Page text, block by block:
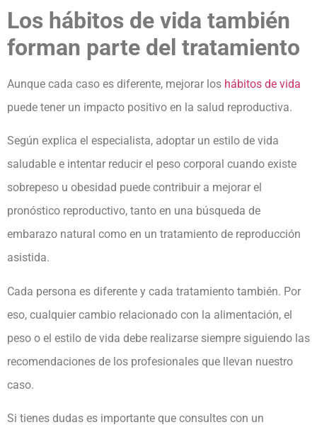
Los hábitos de vida también
forman parte del tratamiento
Aunque cada caso es diferente, mejorar los hábitos de vida
puede tener un impacto positivo en la salud reproductiva.
Según explica el especialista, adoptar un estilo de vida
saludable e intentar reducir el peso corporal cuando existe
sobrepeso u obesidad puede contribuir a mejorar el
pronóstico reproductivo, tanto en una búsqueda de
embarazo natural como en un tratamiento de reproducción
asistida.
Cada persona es diferente y cada tratamiento también. Por
eso, cualquier cambio relacionado con la alimentación, el
peso o el estilo de vida debe realizarse siempre siguiendo las
recomendaciones de los profesionales que llevan nuestro
caso.
Si tienes dudas es importante que consultes con un